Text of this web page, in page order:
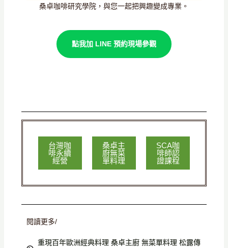
桑卓咖啡研究學院，與您一起把興趣變成專業。
點我加 LINE 預約現場參觀
台灣咖
啡永續
經營
桑卓主
廚無菜
單料理
SCA咖
啡師認
證課程
閱讀更多/
重現百年歐洲經典料理 桑卓主廚 無菜單料理 松露傳